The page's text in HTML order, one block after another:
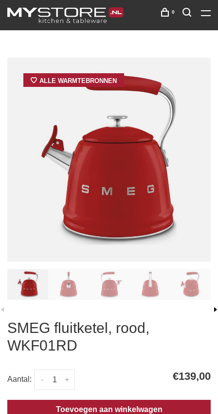
0
ALLE WARMTEBRONNEN
SMEG fluitketel, rood,
WKF01RD
Aantal: +
- €139,00
Toevoegen aan winkelwagen